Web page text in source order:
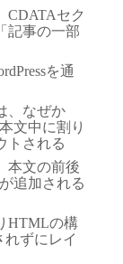
CDATAセク
記事の一部
を通
、なぜか
文中に割り
トされる
本文の前後
追加される
HTMLの構
れずにレイ